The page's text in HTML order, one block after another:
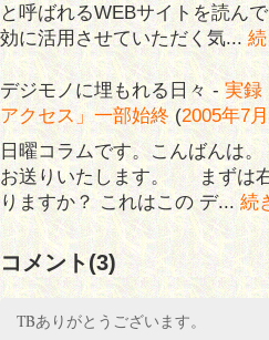
と呼ばれるWEBサイトを読ん
効に活用させていただく気...
デジモノに埋もれる日々 - 実録
アクセス」一部始終 (2005年7
日曜コラムです。こんばんは
お送りいたします。 まずは
りますか？ これはこの デ...続
コメント(3)
TBありがとうございます。